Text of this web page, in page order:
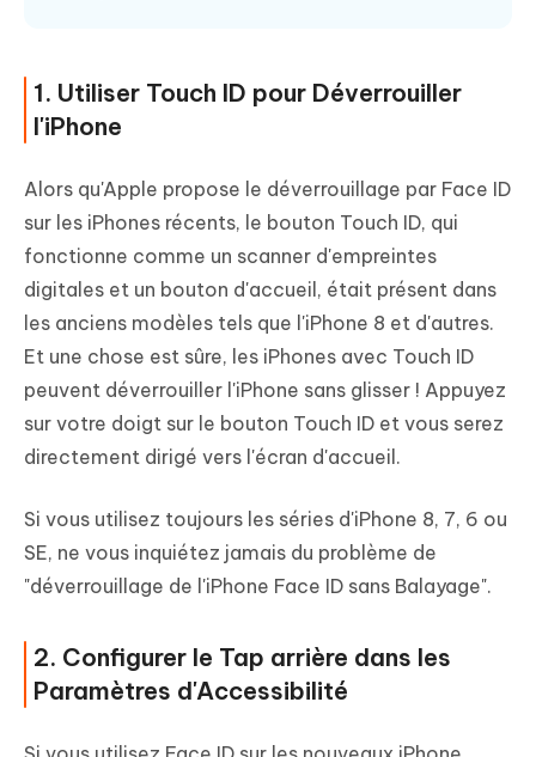
1. Utiliser Touch ID pour Déverrouiller
l'iPhone
Alors qu'Apple propose le déverrouillage par Face ID
sur les iPhones récents, le bouton Touch ID, qui
fonctionne comme un scanner d'empreintes
digitales et un bouton d'accueil, était présent dans
les anciens modèles tels que l'iPhone 8 et d'autres.
Et une chose est sûre, les iPhones avec Touch ID
peuvent déverrouiller l'iPhone sans glisser ! Appuyez
sur votre doigt sur le bouton Touch ID et vous serez
directement dirigé vers l'écran d'accueil.
Si vous utilisez toujours les séries d'iPhone 8, 7, 6 ou
SE, ne vous inquiétez jamais du problème de
"déverrouillage de l'iPhone Face ID sans Balayage".
2. Configurer le Tap arrière dans les
Paramètres d'Accessibilité